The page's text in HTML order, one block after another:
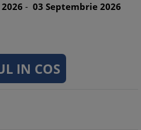
2026 - 03 Septembrie 2026